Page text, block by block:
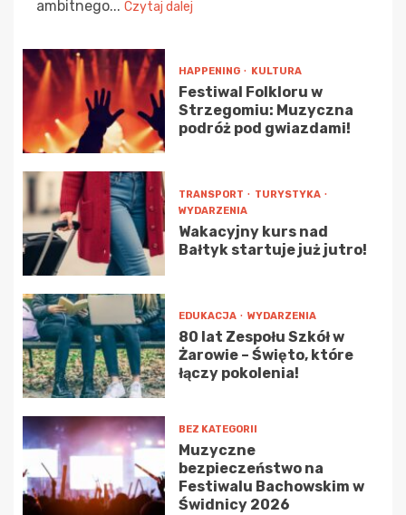
ambitnego... Czytaj dalej
HAPPENING KULTURA
Festiwal Folkloru w
Strzegomiu: Muzyczna
podróż pod gwiazdami!
TRANSPORT
TURYSTYKA
WYDARZENIA
Wakacyjny kurs nad
Bałtyk startuje już jutro!
EDUKACJA WYDARZENIA
80 lat Zespołu Szkół w
Żarowie – Święto, które
łączy pokolenia!
BEZ KATEGORII
Muzyczne
bezpieczeństwo na
Festiwalu Bachowskim w
Świdnicy 2026